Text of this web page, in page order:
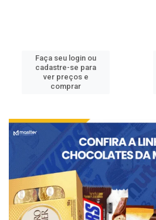
Faça seu login ou
cadastre-se para
ver preços e
comprar